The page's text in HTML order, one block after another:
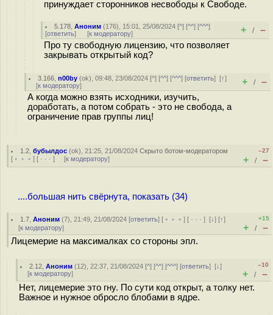
принуждает сторонников несвободы к Свободе.
5.178 ,Аноним (176), 15:01, 25/08/2024 [^] [^^] [^^^]
[ответить] [к модератору] + / –
Про ту свободную лицензию, что позволяет
закрывать открытый код?
3.166 ,n00by (ok), 09:48, 23/08/2024 [^] [^^] [^^^] [ответить][↑]
[к модератору] + / –
А когда можно взять исходники, изучить,
доработать, а потом собрать - это не свобода, а
ограничение прав группы лиц!
1.2 ,бубылдос (ok), 21:25, 21/08/2024Скрыто ботом-модератором
[ ﹢﹢﹢ ] [ · · · ] [к модератору]
–27
+ / –
....большая нить свёрнута, показать (34)
1.7 ,Аноним (7), 21:49, 21/08/2024 [ответить] [ ﹢﹢﹢] [ · · ·][↓] [↑]
[к модератору]
+15
+ / –
Лицемерие на максималках со стороны эпл.
2.12 ,Аноним (12), 22:37, 21/08/2024 [^] [^^] [^^^] [ответить][↓]
[к модератору]
–10
+ / –
Нет, лицемерие это гну. По сути код открыт, а толку нет.
Важное и нужное обросло блобами в ядре.